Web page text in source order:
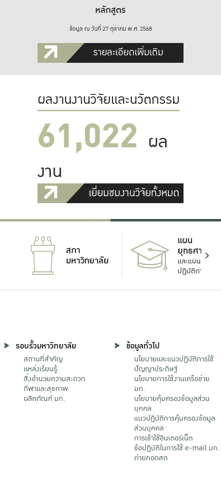
หลักสูตร
ข้อมูล ณ วันที่ 27 ตุลาคม พ.ศ. 2568
รายละเอียดเพิ่มเติม
ผลงานงานวิจัยและนวัตกรรม
61,022 ผล
งาน
เยี่ยมชมงานวิจัยทั้งหมด
สภา
มหาวิทยาลัย
แผน
ยุทธศาสตร์
และแผน
ปฏิบัติการ
รอบรั้วมหาวิทยาลัย
สถานที่สำคัญ
แหล่งเรียนรู้
สิ่งอำนวยความสะดวก
กีฬาและสุขภาพ
ผลิตภัณฑ์ มก.
ข้อมูลทั่วไป
นโยบายและแนวปฏิบัติการใช้
ปัญญาประดิษฐ์
นโยบายการใช้งานเครือข่าย
มก.
นโยบายคุ้มครองข้อมูลส่วน
บุคคล
แนวปฏิบัติการคุ้มครองข้อมูล
ส่วนบุคคล
การเข้าใช้อินเตอร์เน็ต
ข้อปฏิบัติในการใช้ e-mail มก.
ถ่ายทอดสด